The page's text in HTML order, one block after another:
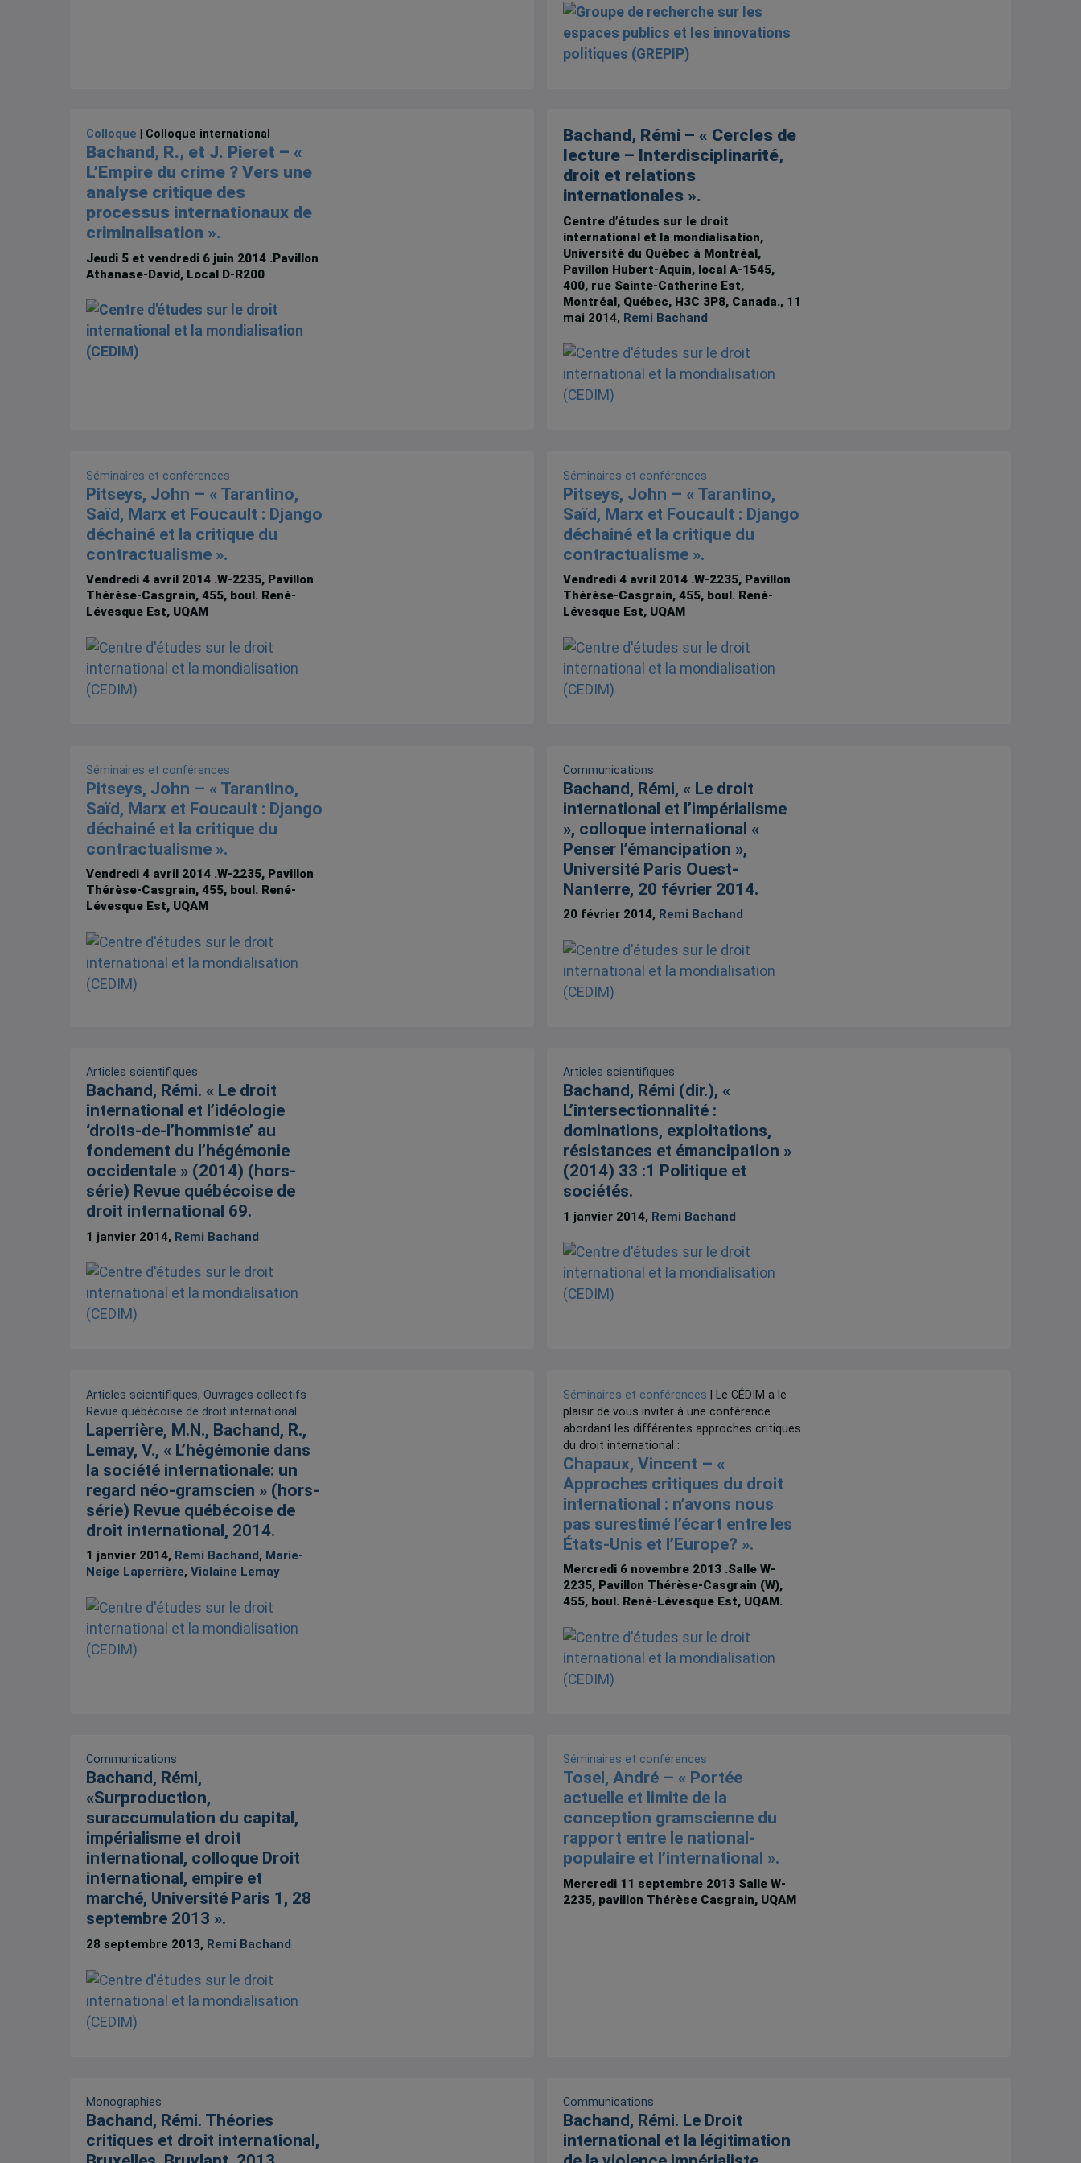
Colloque | Colloque international
Bachand, R., et J. Pieret – «
L’Empire du crime ? Vers une
analyse critique des
processus internationaux de
criminalisation ».
Jeudi 5 et vendredi 6 juin 2014 .Pavillon
Athanase-David, Local D-R200
Bachand, Rémi – « Cercles de
lecture – Interdisciplinarité,
droit et relations
internationales ».
Centre d’études sur le droit
international et la mondialisation,
Université du Québec à Montréal,
Pavillon Hubert-Aquin, local A-1545,
400, rue Sainte-Catherine Est,
Montréal, Québec, H3C 3P8, Canada., 11
mai 2014, Remi Bachand
Séminaires et conférences
Pitseys, John – « Tarantino,
Saïd, Marx et Foucault : Django
déchainé et la critique du
contractualisme ».
Vendredi 4 avril 2014 .W-2235, Pavillon
Thérèse-Casgrain, 455, boul. René-
Lévesque Est, UQAM
Séminaires et conférences
Pitseys, John – « Tarantino,
Saïd, Marx et Foucault : Django
déchainé et la critique du
contractualisme ».
Vendredi 4 avril 2014 .W-2235, Pavillon
Thérèse-Casgrain, 455, boul. René-
Lévesque Est, UQAM
Séminaires et conférences
Pitseys, John – « Tarantino,
Saïd, Marx et Foucault : Django
déchainé et la critique du
contractualisme ».
Vendredi 4 avril 2014 .W-2235, Pavillon
Thérèse-Casgrain, 455, boul. René-
Lévesque Est, UQAM
Communications
Bachand, Rémi, « Le droit
international et l’impérialisme
», colloque international «
Penser l’émancipation »,
Université Paris Ouest-
Nanterre, 20 février 2014.
20 février 2014, Remi Bachand
Articles scientifiques
Bachand, Rémi. « Le droit
international et l’idéologie
‘droits-de-l’hommiste’ au
fondement du l’hégémonie
occidentale » (2014) (hors-
série) Revue québécoise de
droit international 69.
1 janvier 2014, Remi Bachand
Articles scientifiques
Bachand, Rémi (dir.), «
L’intersectionnalité :
dominations, exploitations,
résistances et émancipation »
(2014) 33 :1 Politique et
sociétés.
1 janvier 2014, Remi Bachand
Articles scientifiques,Ouvrages collectifs
Revue québécoise de droit international
Laperrière, M.N., Bachand, R.,
Lemay, V., « L’hégémonie dans
la société internationale: un
regard néo-gramscien » (hors-
série) Revue québécoise de
droit international, 2014.
1 janvier 2014, Remi Bachand, Marie-
Neige Laperrière,Violaine Lemay
Séminaires et conférences | Le CÉDIM a le
plaisir de vous inviter à une conférence
abordant les différentes approches critiques
du droit international :
Chapaux, Vincent – «
Approches critiques du droit
international : n’avons nous
pas surestimé l’écart entre les
États-Unis et l’Europe? ».
Mercredi 6 novembre 2013 .Salle W-
2235, Pavillon Thérèse-Casgrain (W),
455, boul. René-Lévesque Est, UQAM.
Communications
Bachand, Rémi,
«Surproduction,
suraccumulation du capital,
impérialisme et droit
international, colloque Droit
international, empire et
marché, Université Paris 1, 28
septembre 2013 ».
28 septembre 2013, Remi Bachand
Séminaires et conférences
Tosel, André – « Portée
actuelle et limite de la
conception gramscienne du
rapport entre le national-
populaire et l’international ».
Mercredi 11 septembre 2013 Salle W-
2235, pavillon Thérèse Casgrain, UQAM
Monographies
Bachand, Rémi. Théories
critiques et droit international,
Communications
Bachand, Rémi. Le Droit
international et la légitimation